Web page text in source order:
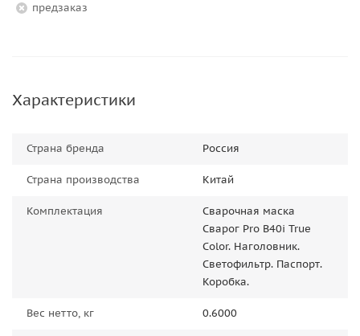
Предзаказ
Характеристики
Страна бренда Россия
Страна производства Китай
Комплектация
Сварочная маска
Сварог Pro B40i True
Color. Наголовник.
Светофильтр. Паспорт.
Коробка.
Вес нетто, кг 0.6000